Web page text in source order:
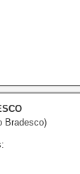
Bradesco)